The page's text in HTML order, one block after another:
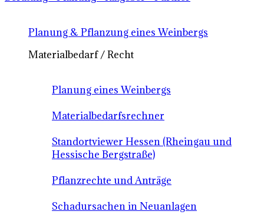
Planung & Pflanzung eines Weinbergs
Materialbedarf / Recht
Planung eines Weinbergs
Materialbedarfsrechner
Standortviewer Hessen (Rheingau und
Hessische Bergstraße)
Pflanzrechte und Anträge
Schadursachen in Neuanlagen